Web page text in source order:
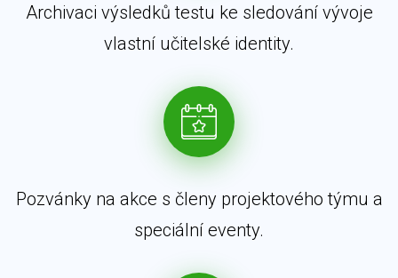
Archivaci výsledků testu ke sledování vývoje
vlastní učitelské identity.
Pozvánky na akce s členy projektového týmu a
speciální eventy.